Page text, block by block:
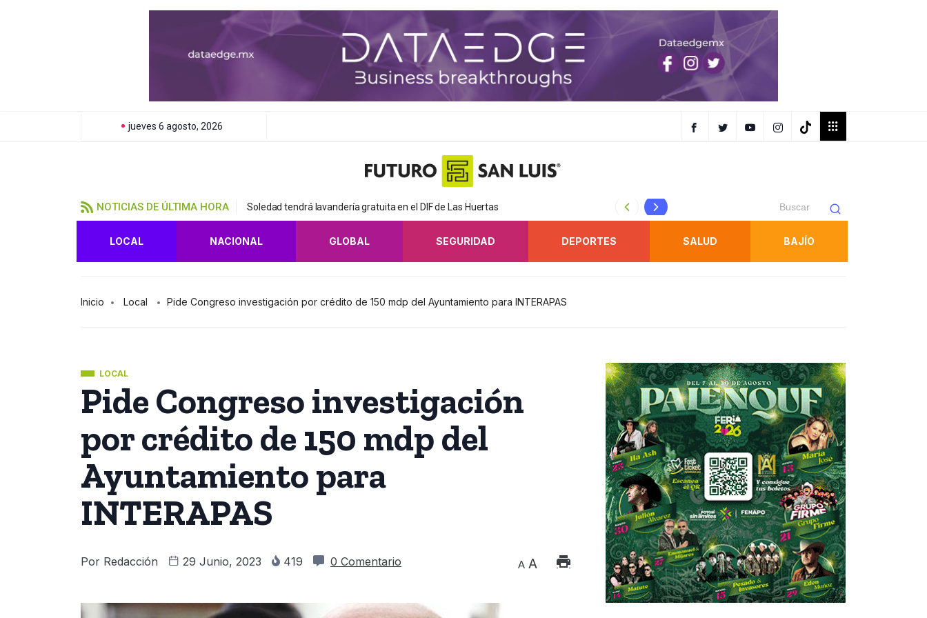
jueves 6 agosto, 2026
NOTICIAS DE ÚLTIMA HORA Soledad tendrá lavandería gratuita en el DIF de Las Huertas Estudiante del Cobach de Tamuín representa a México
LOCAL NACIONAL GLOBAL SEGURIDAD DEPORTES SALUD BAJÍO
Inicio Local Pide Congreso investigación por crédito de 150 mdp del Ayuntamiento para INTERAPAS
LOCAL
Pide Congreso investigación
por crédito de 150 mdp del
Ayuntamiento para
INTERAPAS
Por Redacción 29 Junio, 2023 419 0 Comentario A A